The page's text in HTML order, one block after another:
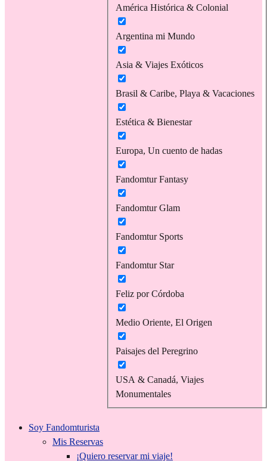
América Histórica & Colonial
Argentina mi Mundo
Asia & Viajes Exóticos
Brasil & Caribe, Playa & Vacaciones
Estética & Bienestar
Europa, Un cuento de hadas
Fandomtur Fantasy
Fandomtur Glam
Fandomtur Sports
Fandomtur Star
Feliz por Córdoba
Medio Oriente, El Origen
Paisajes del Peregrino
USA & Canadá, Viajes
Monumentales
Soy Fandomturista
Mis Reservas
¡Quiero reservar mi viaje!